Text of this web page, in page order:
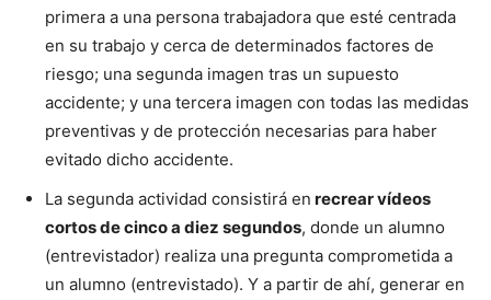
primera a una persona trabajadora que esté centrada
en su trabajo y cerca de determinados factores de
riesgo; una segunda imagen tras un supuesto
accidente; y una tercera imagen con todas las medidas
preventivas y de protección necesarias para haber
evitado dicho accidente.
La segunda actividad consistirá en recrear vídeos
cortos de cinco a diez segundos, donde un alumno
(entrevistador) realiza una pregunta comprometida a
un alumno (entrevistado). Y a partir de ahí, generar en